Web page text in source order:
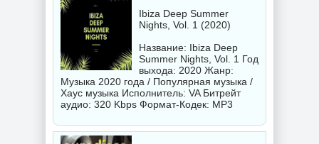
Ibiza Deep Summer
Nights, Vol. 1 (2020)
Название: Ibiza Deep
Summer Nights, Vol. 1 Год
выхода: 2020 Жанр:
Музыка 2020 года / Популярная музыка /
Хаус музыка Исполнитель: VAБитрейт
аудио: 320 Kbps Формат-Кодек: MP3